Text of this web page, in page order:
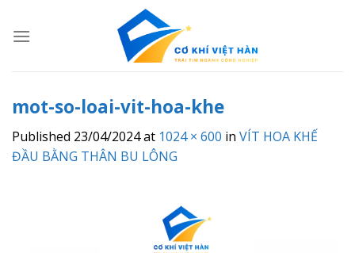
mot-so-loai-vit-hoa-khe
Published 23/04/2024at 1024 × 600 in VÍT HOA KHẾ
ĐẦU BẰNG THÂN BU LÔNG